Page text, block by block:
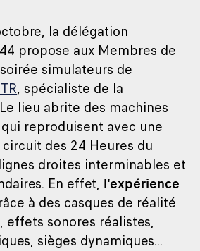
la délégation
propose aux Membres de
simulateurs de
, spécialiste de la
lieu abrite des machines
reproduisent avec une
des 24 Heures du
droites interminables et
En effet, l'expérience
à des casques de réalité
sonores réalistes,
sièges dynamiques...